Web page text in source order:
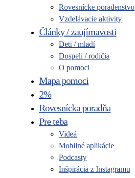
Rovesnícke poradenstvo
Vzdelávacie aktivity
Články / zaujímavosti
Deti / mladí
Dospelí / rodičia
O pomoci
Mapa pomoci
2%
Rovesnícka poradňa
Pre teba
Videá
Mobilné aplikácie
Podcasty
Inšpirácia z Instagramu